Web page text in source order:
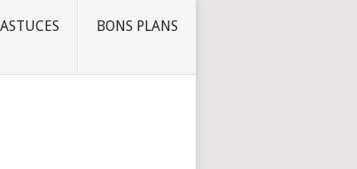
ASTUCES BONS PLANS